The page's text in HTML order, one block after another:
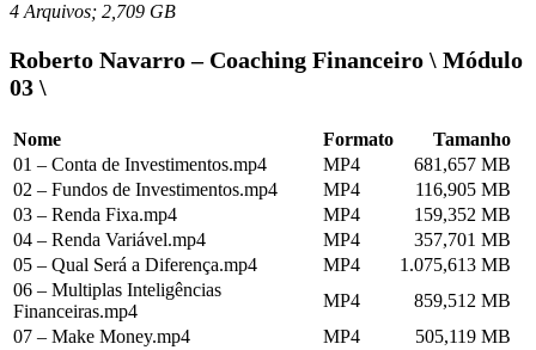
4 Arquivos; 2,709 GB
Roberto Navarro – Coaching Financeiro \ Módulo
03 \
Nome Formato
Tamanho
01 – Conta de Investimentos.mp4
MP4
681,657 MB
02 – Fundos de Investimentos.mp4
MP4
116,905 MB
03 – Renda Fixa.mp4
MP4
159,352 MB
04 – Renda Variável.mp4
MP4
357,701 MB
05 – Qual Será a Diferença.mp4
MP4
1.075,613 MB
06 – Multiplas Inteligências
Financeiras.mp4
MP4
859,512 MB
07 – Make Money.mp4
MP4
505,119 MB